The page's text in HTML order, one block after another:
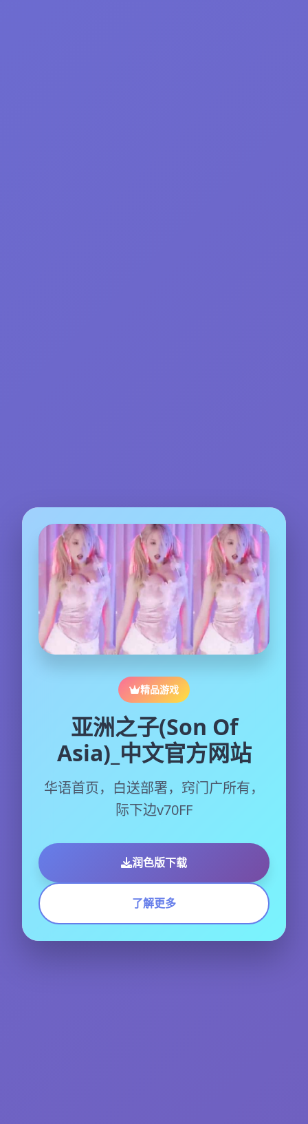
精品游戏
亚洲之子(Son Of
Asia)_中文官方网站
华语首页，白送部署，窍门广所有，
际下边v70FF
润色版下载
了解更多